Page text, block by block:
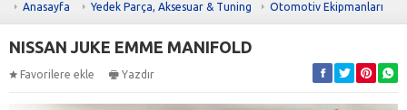
Anasayfa Yedek Parça, Aksesuar & Tuning Otomotiv Ekipmanları
NISSAN JUKE EMME MANIFOLD
Favorilere ekle Yazdır